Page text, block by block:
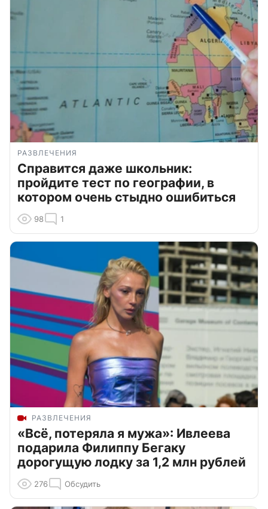
РАЗВЛЕЧЕНИЯ
Справится даже школьник:
пройдите тест по географии, в
котором очень стыдно ошибиться
98 1
РАЗВЛЕЧЕНИЯ
«Всё, потеряла я мужа»: Ивлеева
подарила Филиппу Бегаку
дорогущую лодку за 1,2 млн рублей
276 Обсудить